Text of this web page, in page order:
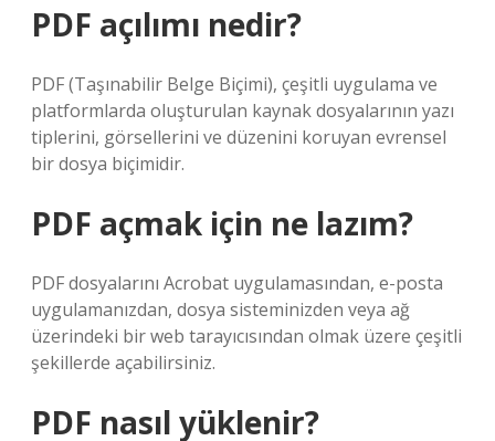
PDF açılımı nedir?
PDF (Taşınabilir Belge Biçimi), çeşitli uygulama ve
platformlarda oluşturulan kaynak dosyalarının yazı
tiplerini, görsellerini ve düzenini koruyan evrensel
bir dosya biçimidir.
PDF açmak için ne lazım?
PDF dosyalarını Acrobat uygulamasından, e-posta
uygulamanızdan, dosya sisteminizden veya ağ
üzerindeki bir web tarayıcısından olmak üzere çeşitli
şekillerde açabilirsiniz.
PDF nasıl yüklenir?